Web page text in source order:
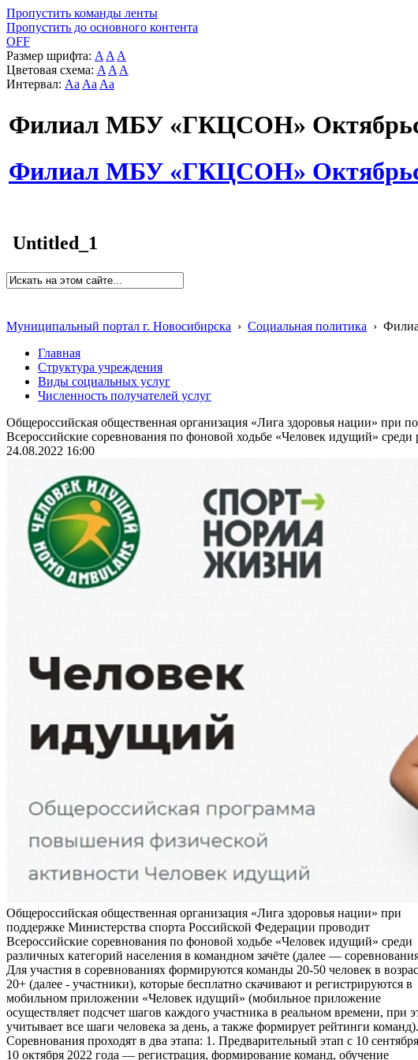
Пропустить команды ленты
Пропустить до основного контента
OFF
Размер шрифта: A A A
Цветовая схема: A A A
Интервал: Aa Aa Aa
Филиал МБУ «ГКЦСОН»
Филиал МБУ «ГКЦСОН»
Untitled_1
Муниципальный портал г. Новосибирска › Социальная политика ›
Главная
Структура учреждения
Виды социальных услуг
Численность получателей услуг
Общероссийская общественная организация «Лига здоровья нации» при
Всероссийские соревнования по фоновой ходьбе «Человек идущий» среди
24.08.2022 16:00
Общероссийская общественная организация «Лига здоровья нации» при
поддержке Министерства спорта Российской Федерации проводит
Всероссийские соревнования по фоновой ходьбе «Человек идущий» среди
различных категорий населения в командном зачёте (далее —
Для участия в соревнованиях формируются команды 20-50 человек в
20+ (далее - участники), которые бесплатно скачивают и регистрируются в
мобильном приложении «Человек идущий» (мобильное приложение
осуществляет подсчет шагов каждого участника в реальном времени, при
учитывает все шаги человека за день, а также формирует рейтинги команд).
Соревнования проходят в два этапа: 1. Предварительный этап с 10
10 октября 2022 года — регистрация, формирование команд, обучение